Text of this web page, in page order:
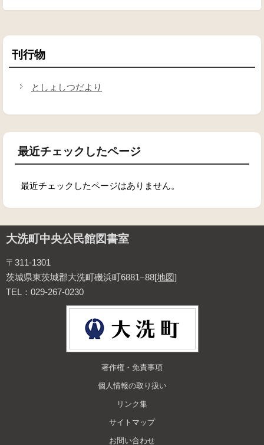
刊行物
としょしつだより
最近チェックしたページ
最近チェックしたページはありません。
大洗町中央公民館図書室
〒311-1301
茨城県東茨城郡大洗町磯浜町6881−88[地図]
TEL：029-267-0230
著作権・免責事項
個人情報の取り扱い
リンク集
サイトマップ
お問い合わせ